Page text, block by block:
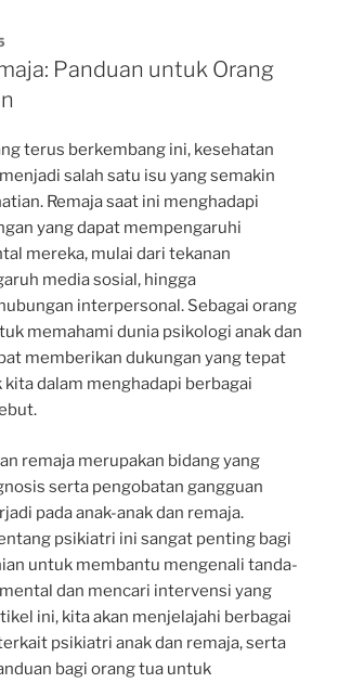
Panduan untuk Orang
terus berkembang ini, kesehatan
salah satu isu yang semakin
Remaja saat ini menghadapi
yang dapat mempengaruhi
mereka, mulai dari tekanan
media sosial, hingga
interpersonal. Sebagai orang
memahami dunia psikologi anak dan
memberikan dukungan yang tepat
kita dalam menghadapi berbagai
remaja merupakan bidang yang
serta pengobatan gangguan
pada anak-anak dan remaja.
psikiatri ini sangat penting bagi
untuk membantu mengenali tanda-
dan mencari intervensi yang
ini, kita akan menjelajahi berbagai
psikiatri anak dan remaja, serta
bagi orang tua untuk